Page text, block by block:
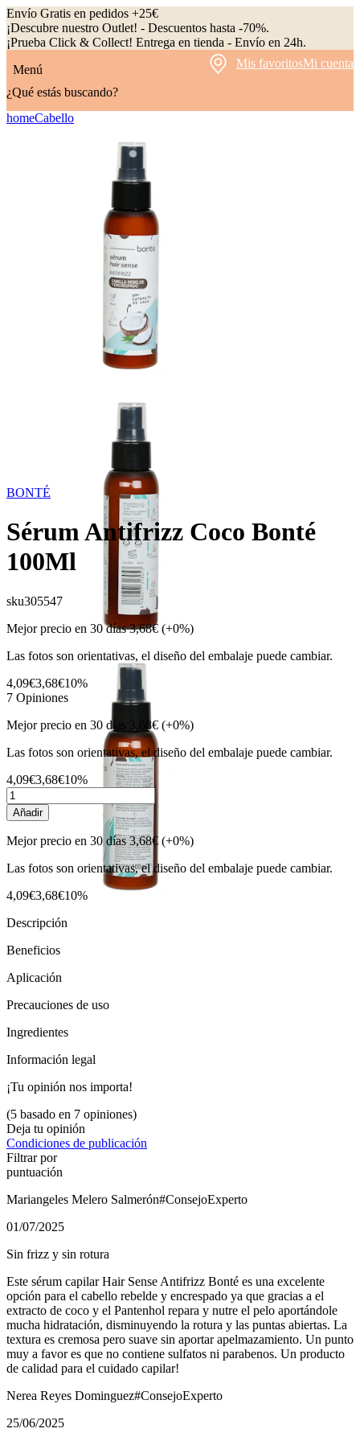
Envío Gratis en pedidos +25€
¡Descubre nuestro Outlet! - Descuentos hasta -70%.
¡Prueba Click & Collect! Entrega en tienda - Envío en 24h.
Menú
Mis favoritosMi cuenta
¿Qué estás buscando?
homeCabello
BONTÉ
Sérum Antifrizz Coco Bonté
100Ml
sku305547
Mejor precio en 30 días 3,68€ (+0%)
Las fotos son orientativas, el diseño del embalaje puede cambiar.
4,09€3,68€10%
7 Opiniones
Mejor precio en 30 días
3,68€ (+0%)
Las fotos son orientativas, el diseño del embalaje puede cambiar.
4,09€3,68€10%
Añadir
Mejor precio en 30 días 3,68€ (+0%)
Las fotos son orientativas, el diseño del embalaje puede cambiar.
4,09€3,68€10%
Descripción
Beneficios
Aplicación
Precauciones de uso
Ingredientes
Información legal
¡Tu opinión nos importa!
(5 basado en 7 opiniones)
Deja tu opinión
Condiciones de publicación
Filtrar por
puntuación
Mariangeles Melero Salmerón#ConsejoExperto
01/07/2025
Sin frizz y sin rotura
Este sérum capilar Hair Sense Antifrizz Bonté es una excelente
opción para el cabello rebelde y encrespado ya que gracias a el
extracto de coco y el Pantenhol repara y nutre el pelo aportándole
mucha hidratación, disminuyendo la rotura y las puntas abiertas. La
textura es cremosa pero suave sin aportar apelmazamiento. Un punto
muy a favor es que no contiene sulfatos ni parabenos. Un producto
de calidad para el cuidado capilar!
Nerea Reyes Dominguez#ConsejoExperto
25/06/2025